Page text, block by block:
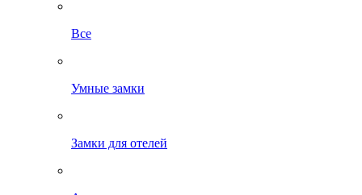
Все
Умные замки
Замки для отелей